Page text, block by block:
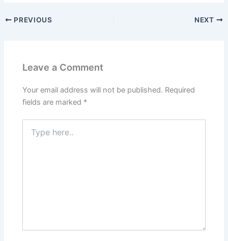
c
o
k
st
o
PREVIOUS NEXT
Leave a Comment
Your email address will not be published. Required
fields are marked *
here..